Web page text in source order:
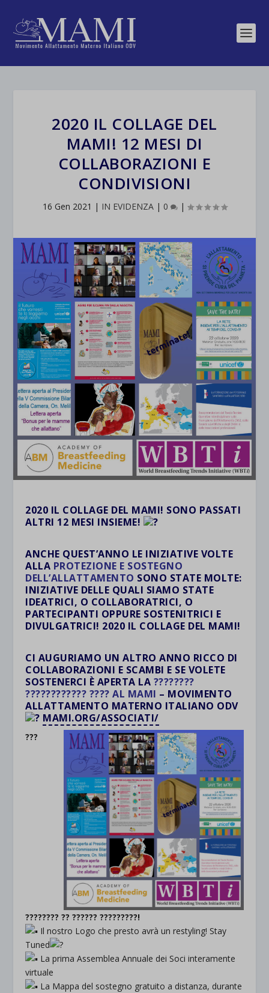
2020 IL COLLAGE DEL
MAMI! 12 MESI DI
COLLABORAZIONI E
CONDIVISIONI
16 Gen 2021 | IN EVIDENZA| 0 |
2020 IL COLLAGE DEL MAMI! SONO PASSATI
ALTRI 12 MESI INSIEME!
ANCHE QUEST’ANNO LE INIZIATIVE VOLTE
ALLA PROTEZIONE E SOSTEGNO
DELL’ALLATTAMENTO SONO STATE MOLTE:
INIZIATIVE DELLE QUALI SIAMO STATE
IDEATRICI, O COLLABORATRICI, O
PARTECIPANTI OPPURE SOSTENITRICI E
DIVULGATRICI! 2020 IL COLLAGE DEL MAMI!
CI AUGURIAMO UN ALTRO ANNO RICCO DI
COLLABORAZIONI E SCAMBI E SE VOLETE
SOSTENERCI È APERTA LA ????????
???????????? ???? AL MAMI – MOVIMENTO
ALLATTAMENTO MATERNO ITALIANO ODV
MAMI.ORG/ASSOCIATI/
???
???????? ?? ?????? ?????????!
Il nostro Logo che presto avrà un restyling! Stay
Tuned
La prima Assemblea Annuale dei Soci interamente
virtuale
La Mappa del sostegno gratuito a distanza, durante